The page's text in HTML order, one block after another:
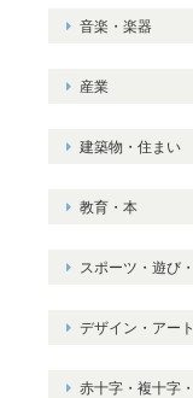
音楽・楽器
産業
建築物・住まい
教育・本
スポーツ・遊び
デザイン・アー
赤十字・複十字